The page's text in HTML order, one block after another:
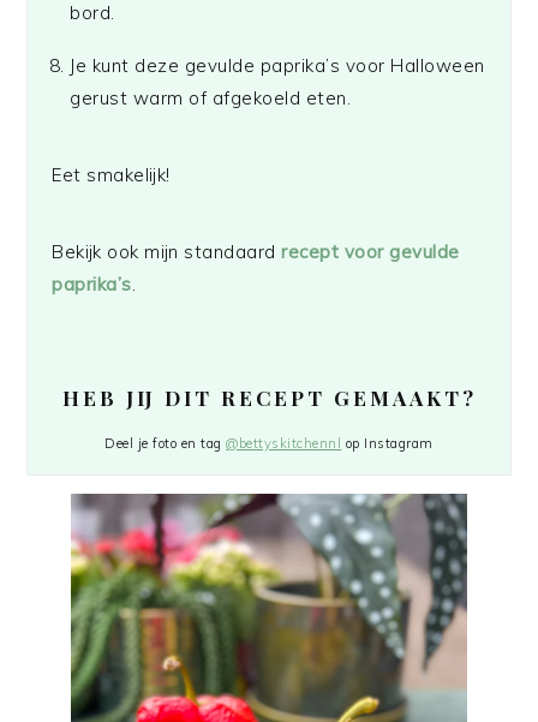
bord.
Je kunt deze gevulde paprika’s voor Halloween
gerust warm of afgekoeld eten.
Eet smakelijk!
Bekijk ook mijn standaardrecept voor gevulde
paprika’s.
HEB JIJ DIT RECEPT GEMAAKT?
Deel je foto en tag@bettyskitchennl op Instagram